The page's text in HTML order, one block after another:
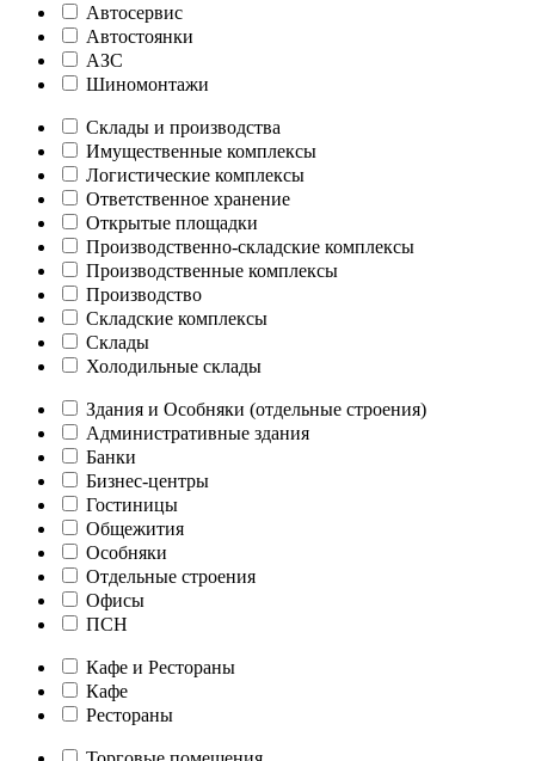
Автосервис
Автостоянки
АЗС
Шиномонтажи
Склады и производства
Имущественные комплексы
Логистические комплексы
Ответственное хранение
Открытые площадки
Производственно-складские комплексы
Производственные комплексы
Производство
Складские комплексы
Склады
Холодильные склады
Здания и Особняки (отдельные строения)
Административные здания
Банки
Бизнес-центры
Гостиницы
Общежития
Особняки
Отдельные строения
Офисы
ПСН
Кафе и Рестораны
Кафе
Рестораны